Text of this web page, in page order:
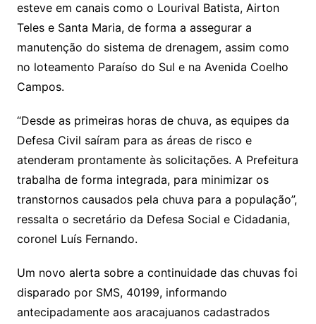
esteve em canais como o Lourival Batista, Airton
Teles e Santa Maria, de forma a assegurar a
manutenção do sistema de drenagem, assim como
no loteamento Paraíso do Sul e na Avenida Coelho
Campos.
“Desde as primeiras horas de chuva, as equipes da
Defesa Civil saíram para as áreas de risco e
atenderam prontamente às solicitações. A Prefeitura
trabalha de forma integrada, para minimizar os
transtornos causados pela chuva para a população”,
ressalta o secretário da Defesa Social e Cidadania,
coronel Luís Fernando.
Um novo alerta sobre a continuidade das chuvas foi
disparado por SMS, 40199, informando
antecipadamente aos aracajuanos cadastrados